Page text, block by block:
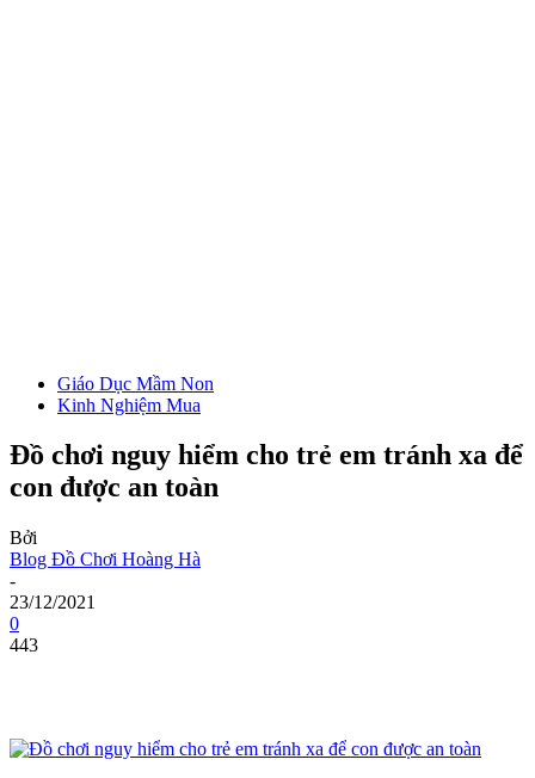
Giáo Dục Mầm Non
Kinh Nghiệm Mua
Đồ chơi nguy hiểm cho trẻ em tránh xa để
con được an toàn
Bởi
Blog Đồ Chơi Hoàng Hà
-
23/12/2021
0
443